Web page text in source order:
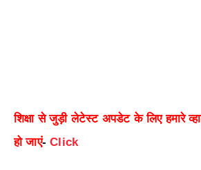
शिक्षा से जुड़ी लेटेस्ट अपडेट के लिए हमारे
हो जाएं-Click